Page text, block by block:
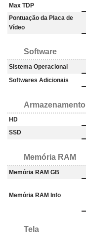
Max TDP
Pontuação da Placa de
Vídeo
Software
Sistema Operacional
Softwares Adicionais
Armazenamento
HD
SSD
Memória RAM
Memória RAM GB
Memória RAM Info
Tela